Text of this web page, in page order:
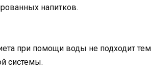
напитков.
при помощи воды не подходит
системы.